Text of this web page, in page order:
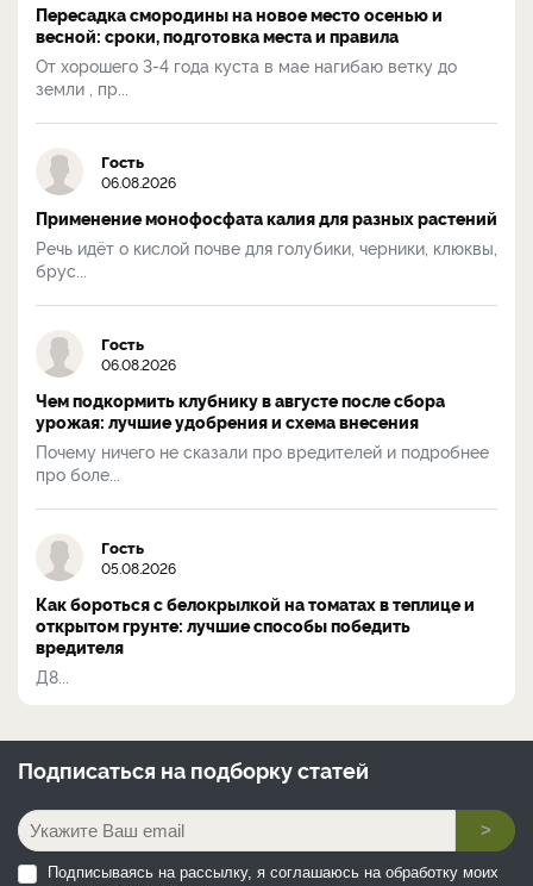
Пересадка смородины на новое место осенью и
весной: сроки, подготовка места и правила
От хорошего 3-4 года куста в мае нагибаю ветку до
земли , пр...
Гость
06.08.2026
Применение монофосфата калия для разных растений
Речь идёт о кислой почве для голубики, черники, клюквы,
брус...
Гость
06.08.2026
Чем подкормить клубнику в августе после сбора
урожая: лучшие удобрения и схема внесения
Почему ничего не сказали про вредителей и подробнее
про боле...
Гость
05.08.2026
Как бороться с белокрылкой на томатах в теплице и
открытом грунте: лучшие способы победить
вредителя
Д8...
Подписаться на подборку статей
>
Подписываясь на рассылку, я соглашаюсь на обработку моих